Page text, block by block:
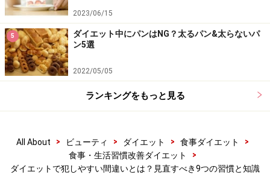
グをした場合や、気温が高く大量に汗をかいた時以外
は、スポーツドリンクの飲み過ぎには注意しましょう。
間違いダイエット知識7：食事は3食とれば
タイミングは関係ない
いですよね。ある日はしっかり3食＋間食付きなのに対
し、ある日は何時間も食事が摂れず長く間が空いてしま
ったり。ある日は栄養バランスの整った食事を摂れたの
2023/06/15
5
ダイエット中にパンはNG？太るパン&太らないパ
ン5選
2022/05/05
ランキングをもっと見る
All About > ビューティ > ダイエット > 食事ダイエット
>
食事・生活習慣改善ダイエット
>
ダイエットで犯しやすい間違いとは？見直すべき9つの習慣と知識